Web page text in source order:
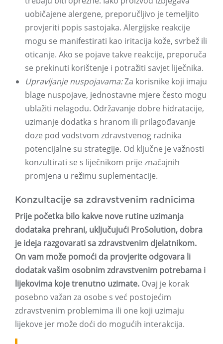
uobičajene alergene, preporučljivo je temeljito
provjeriti popis sastojaka. Alergijske reakcije
mogu se manifestirati kao iritacija kože, svrbež ili
oticanje. Ako se pojave takve reakcije, preporuča
se prekinuti korištenje i potražiti savjet liječnika.
Upravljanje nuspojavama:Za korisnike koji imaju
blage nuspojave, jednostavne mjere često mogu
ublažiti nelagodu. Održavanje dobre hidratacije,
uzimanje dodatka s hranom ili prilagođavanje
doze pod vodstvom zdravstvenog radnika
potencijalne su strategije. Od ključne je važnosti
konzultirati se s liječnikom prije značajnih
promjena u režimu suplementacije.
Konzultacije sa zdravstvenim radnicima
Prije početka bilo kakve nove rutine uzimanja
dodataka prehrani, uključujući ProSolution, dobra
je ideja razgovarati sa zdravstvenim djelatnikom.
On vam može pomoći da provjerite odgovara li
dodatak vašim osobnim zdravstvenim potrebama i
lijekovima koje trenutno uzimate. Ovaj je korak
posebno važan za osobe s već postojećim
zdravstvenim problemima ili one koji uzimaju
lijekove jer može doći do mogućih interakcija.